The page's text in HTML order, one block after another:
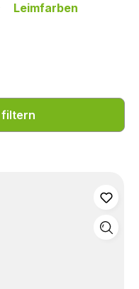
Leimfarben
filtern